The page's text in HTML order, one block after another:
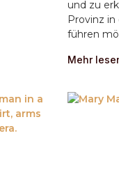
und zu
Provinz
führen
Mehr